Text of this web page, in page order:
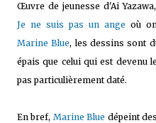
Œuvre de jeunesse d'Ai
Je ne suis pas un ange où
Marine Blue, les dessins sont
épais que celui qui est devenu
pas particulièrement daté.
En bref, Marine Blue dépeint